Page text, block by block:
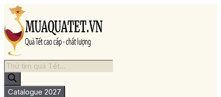
Chuyển
đến
nội
dung
Tìm
kiếm
sản
phẩm
Catalogue 2027